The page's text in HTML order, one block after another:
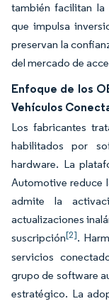
también facilitan
que impulsa
preservan la
del mercado de
Enfoque de los
Vehículos
Los fabricantes
habilitados por
hardware. La
Automotive reduce
admite la
actualizaciones
suscripción[2].
servicios
grupo de software
estratégico. La